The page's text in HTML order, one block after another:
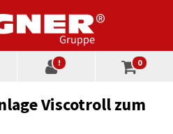
! 0
Viscotroll zum